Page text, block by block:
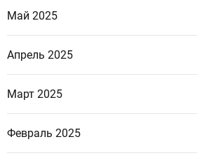
Май 2025
Апрель 2025
Март 2025
Февраль 2025